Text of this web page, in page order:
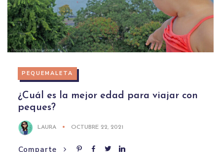
PEQUEMALETA
¿Cuál es la mejor edad para viajar con
peques?
LAURA OCTUBRE 22, 2021
Comparte